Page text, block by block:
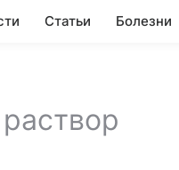
Статьи Болезни
раствор